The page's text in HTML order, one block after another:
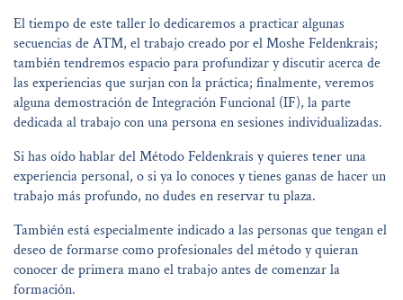
El tiempo de este taller lo dedicaremos a practicar algunas
secuencias de ATM, el trabajo creado por el Moshe Feldenkrais;
también tendremos espacio para profundizar y discutir acerca de
las experiencias que surjan con la práctica; finalmente, veremos
alguna demostración de Integración Funcional (IF), la parte
dedicada al trabajo con una persona en sesiones individualizadas.
Si has oído hablar del Método Feldenkrais y quieres tener una
experiencia personal, o si ya lo conoces y tienes ganas de hacer un
trabajo más profundo, no dudes en reservar tu plaza.
También está especialmente indicado a las personas que tengan el
deseo de formarse como profesionales del método y quieran
conocer de primera mano el trabajo antes de comenzar la
formación.